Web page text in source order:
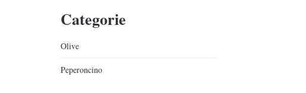
Categorie
Olive
Peperoncino